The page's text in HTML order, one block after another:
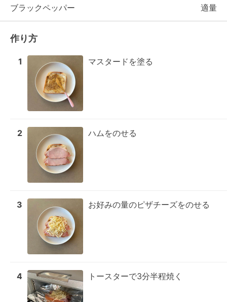
ブラックペッパー 適量
作り方
1 マスタードを塗る
2 ハムをのせる
3 お好みの量のピザチーズをのせる
4 トースターで3分半程焼く